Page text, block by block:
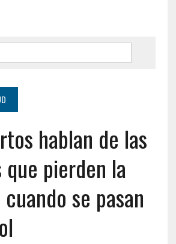
hablan de las
que pierden la
se pasan